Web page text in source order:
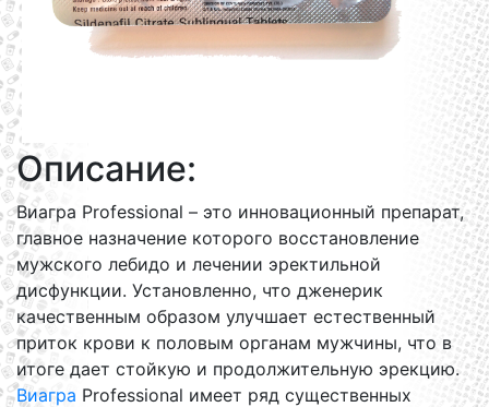
Описание:
Виагра Professional – это инновационный препарат,
главное назначение которого восстановление
мужского лебидо и лечении эректильной
дисфункции. Установленно, что дженерик
качественным образом улучшает естественный
приток крови к половым органам мужчины, что в
итоге дает стойкую и продолжительную эрекцию.
Виагра Professional имеет ряд существенных